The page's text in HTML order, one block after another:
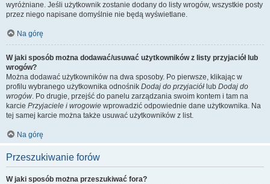
wyróżniane. Jeśli użytkownik zostanie dodany do listy wrogów, wszystkie posty
przez niego napisane domyślnie nie będą wyświetlane.
Na górę
W jaki sposób można dodawać/usuwać użytkowników z listy przyjaciół lub
wrogów?
Można dodawać użytkowników na dwa sposoby. Po pierwsze, klikając w
profilu wybranego użytkownika odnośnik Dodaj do przyjaciół lub Dodaj do
wrogów. Po drugie, przejść do panelu zarządzania swoim kontem i tam na
karcie Przyjaciele i wrogowie wprowadzić odpowiednie dane użytkownika. Na
tej samej karcie można także usuwać użytkowników z list.
Na górę
Przeszukiwanie forów
W jaki sposób można przeszukiwać fora?